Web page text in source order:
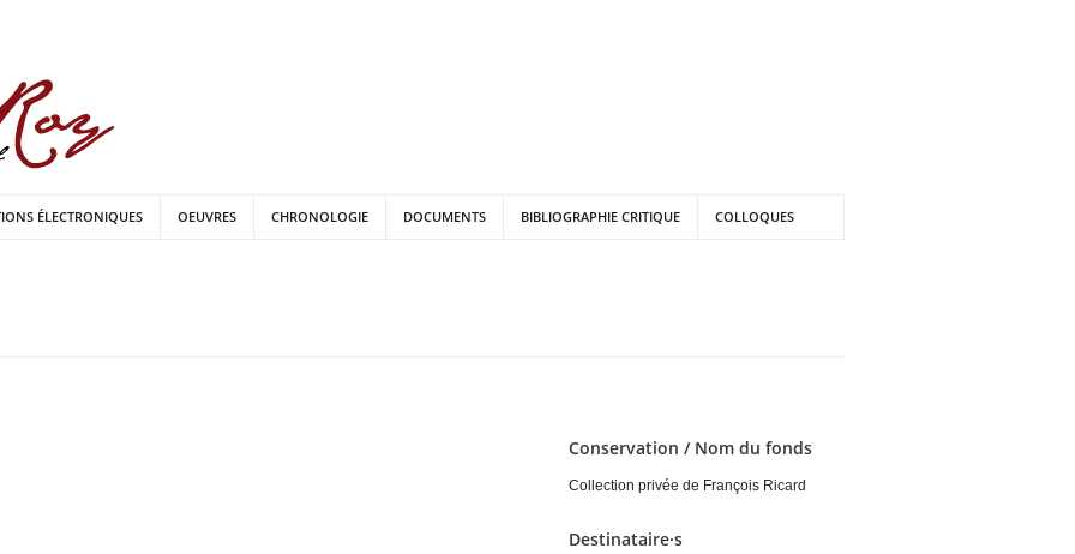
ÉLECTRONIQUES OEUVRES CHRONOLOGIE DOCUMENTS BIBLIOGRAPHIE CRITIQUE COLLOQUES
Conservation / Nom du fonds
Collection privée de François Ricard
Destinataire·s